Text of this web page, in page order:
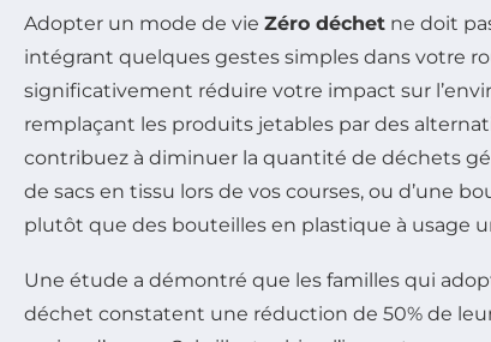
Adopter un mode de vie Zéro déchet ne doit
intégrant quelques gestes simples dans votre
significativement réduire votre impact sur
remplaçant les produits jetables par des
contribuez à diminuer la quantité de déchets
de sacs en tissu lors de vos courses, ou d’une
plutôt que des bouteilles en plastique à usage
Une étude a démontré que les familles qui
déchet constatent une réduction de 50% de